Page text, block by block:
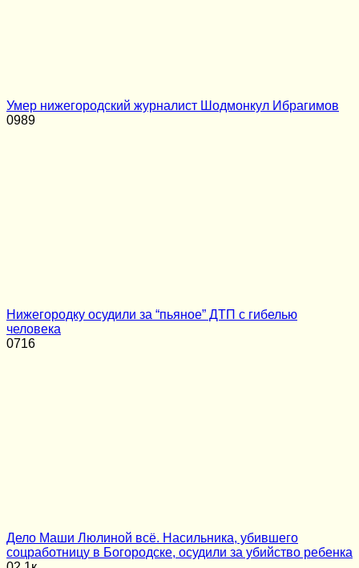
Умер нижегородский журналист Шодмонкул Ибрагимов
0989
Нижегородку осудили за “пьяное” ДТП с гибелью
человека
0716
Дело Маши Люлиной всё. Насильника, убившего
соцработницу в Богородске, осудили за убийство ребенка